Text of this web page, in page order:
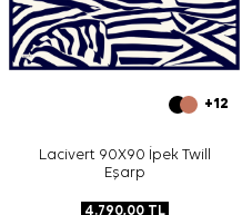
+12
Lacivert 90X90 İpek Twill
Eşarp
4.790,00TL